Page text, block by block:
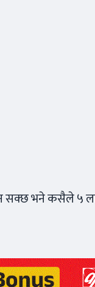
सक्छ भने कसैले ५